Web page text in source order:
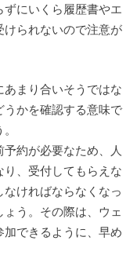
にいくら履歴書やエ
けられないので注意が
まり合いそうではな
かを確認する意味で
約が必要なため、人
、受付してもらえな
ければならなくなっ
う。その際は、ウェ
できるように、早め